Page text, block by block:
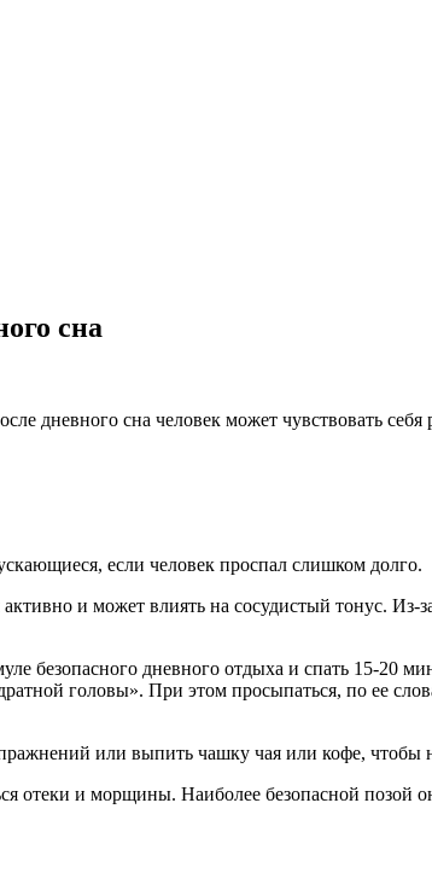
сна
дневного сна человек может чувствовать
если человек проспал слишком долго.
и может влиять на сосудистый тонус. Из-
безопасного дневного отдыха и спать 15-20
головы». При этом просыпаться, по ее
или выпить чашку чая или кофе, чтобы
отеки и морщины. Наиболее безопасной позой